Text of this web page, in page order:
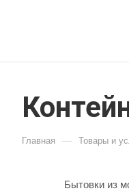
Главная — Товары и
Бытовки из